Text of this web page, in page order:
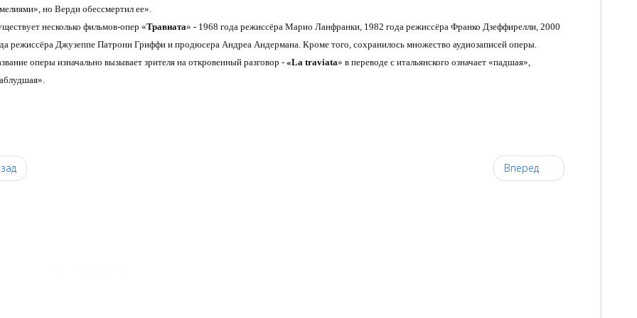
но Верди обессмертил ее».
несколько фильмов-опер «Травиата» - 1968 года режиссёра Марио Ланфранки, 1982 года режиссёра Франко Дзеффирелли, 2000
режиссёра Джузеппе Патрони Гриффи и продюсера Андреа Андермана. Кроме того, сохранилось множество аудиозаписей оперы.
оперы изначально вызывает зрителя на откровенный разговор - «La traviata» в переводе с итальянского означает «падшая»,
Вперед